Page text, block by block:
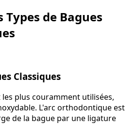
de Bagues
Classiques
les plus couramment utilisées,
L'arc orthodontique est
de la bague par une ligature